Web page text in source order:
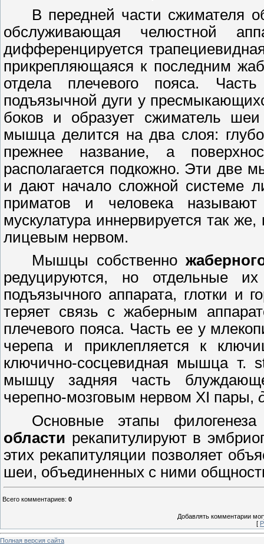
В передней части сжимателя
обслуживающая челюстной
дифференцируется
прикрепляющаяся к последним
отдела плечевого пояса.
подъязычной дуги у
боков и образует сжиматель
мышца делится на два слоя:
прежнее название, а
располагается подкожно. Эти две
и дают начало сложной системе
приматов и человека
мускулатура иннервируется так
лицевым нервом.
Мышцы собственно
редуцируются, но отдельные
подъязычного аппарата, глотки и
теряет связь с жаберным
плечевого пояса. Часть ее у
черепа и приклепляется к
ключично-сосцевидная мышца т.
мышцу задняя часть
черепно-мозговым нервом XI пары,
Основные этапы
области рекапитулируют в
этих рекапитуляции позволяет
шеи, объединенных с ними
Всего комментариев: 0
Добавлять комментарии
[
Полная версия сайта